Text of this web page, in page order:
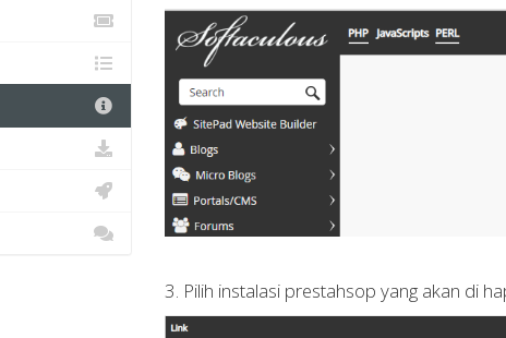
3. Pilih instalasi prestahsop yang akan di